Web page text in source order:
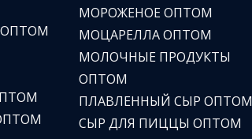
МОРОЖЕНОЕ ОПТОМ
МОЦАРЕЛЛА ОПТОМ
МОЛОЧНЫЕ ПРОДУКТЫ
ОПТОМ
ПЛАВЛЕННЫЙ СЫР ОПТОМ
СЫР ДЛЯ ПИЦЦЫ ОПТОМ